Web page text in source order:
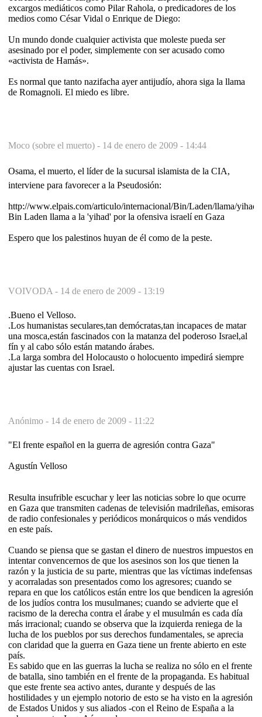
excargos mediáticos como Pilar Rahola, o predicadores de los
medios como César Vidal o Enrique de Diego:
Un mundo donde cualquier activista que moleste pueda ser
asesinado por el poder, simplemente con ser acusado como
«activista de Hamás».
Es normal que tanto nazifacha ayer antijudío, ahora siga la llama
de Romagnoli. El miedo es libre.
Moco (sobre el muerto) - 14 de enero de 2009 - 14:44
Osama, el muerto, el líder de la sucursal islamista de la CIA,
interviene para favorecer a la Pseudosión:
http://www.elpais.com/articulo/internacional/Bin/Laden/llama/
Bin Laden llama a la 'yihad' por la ofensiva israelí en Gaza
Espero que los palestinos huyan de él como de la peste.
VOIVODA - 14 de enero de 2009 - 13:19
.Bueno el Velloso.
.Los humanistas seculares,tan demócratas,tan incapaces de matar
una mosca,están fascinados con la matanza del poderoso Israel,al
fín y al cabo sólo están matando árabes.
.La larga sombra del Holocausto o holocuento impedirá siempre
ajustar las cuentas con Israel.
Anónimo - 14 de enero de 2009 - 11:22
"El frente español en la guerra de agresión contra Gaza"
Agustín Velloso
Resulta insufrible escuchar y leer las noticias sobre lo que ocurre
en Gaza que transmiten cadenas de televisión madrileñas, emisoras
de radio confesionales y periódicos monárquicos o más vendidos
en este país.
Cuando se piensa que se gastan el dinero de nuestros impuestos en
intentar convencernos de que los asesinos son los que tienen la
razón y la justicia de su parte, mientras que las víctimas indefensas
y acorraladas son presentados como los agresores; cuando se
repara en que los católicos están entre los que bendicen la agresión
de los judíos contra los musulmanes; cuando se advierte que el
racismo de la derecha contra el árabe y el musulmán es cada día
más irracional; cuando se observa que la izquierda reniega de la
lucha de los pueblos por sus derechos fundamentales, se aprecia
con claridad que la guerra en Gaza tiene un frente abierto en este
país.
Es sabido que en las guerras la lucha se realiza no sólo en el frente
de batalla, sino también en el frente de la propaganda. Es habitual
que este frente sea activo antes, durante y después de las
hostilidades y un ejemplo notorio de esto se ha visto en la agresión
de Estados Unidos y sus aliados -con el Reino de España a la